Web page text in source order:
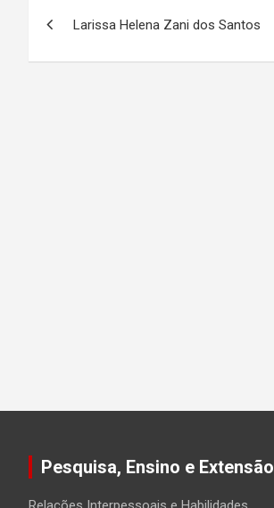
Larissa Helena Zani dos Santos
Pesquisa, Ensino e Extensão